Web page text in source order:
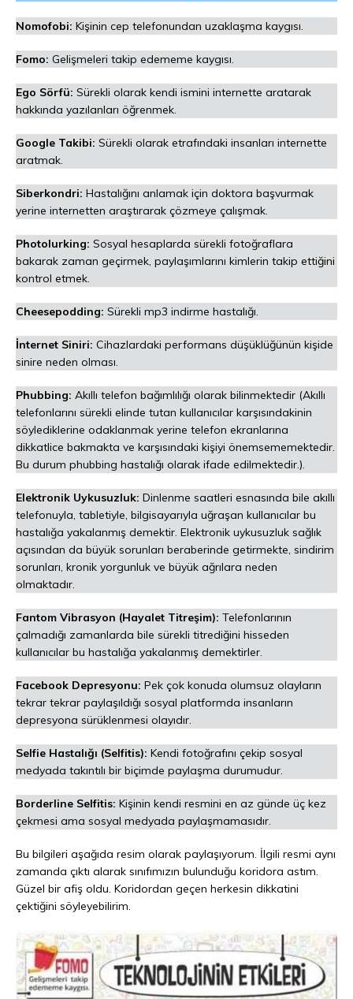
Nomofobi: Kişinin cep telefonundan uzaklaşma kaygısı.
Fomo: Gelişmeleri takip edememe kaygısı.
Ego Sörfü: Sürekli olarak kendi ismini internette aratarak
hakkında yazılanları öğrenmek.
Google Takibi: Sürekli olarak etrafındaki insanları internette
aratmak.
Siberkondri: Hastalığını anlamak için doktora başvurmak
yerine internetten araştırarak çözmeye çalışmak.
Photolurking: Sosyal hesaplarda sürekli fotoğraflara
bakarak zaman geçirmek, paylaşımlarını kimlerin takip ettiğini
kontrol etmek.
Cheesepodding: Sürekli mp3 indirme hastalığı.
İnternet Siniri: Cihazlardaki performans düşüklüğünün kişide
sinire neden olması.
Phubbing: Akıllı telefon bağımlılığı olarak bilinmektedir (Akıllı
telefonlarını sürekli elinde tutan kullanıcılar karşısındakinin
söylediklerine odaklanmak yerine telefon ekranlarına
dikkatlice bakmakta ve karşısındaki kişiyi önemsememektedir.
Bu durum phubbing hastalığı olarak ifade edilmektedir.).
Elektronik Uykusuzluk: Dinlenme saatleri esnasında bile akıllı
telefonuyla, tabletiyle, bilgisayarıyla uğraşan kullanıcılar bu
hastalığa yakalanmış demektir. Elektronik uykusuzluk sağlık
açısından da büyük sorunları beraberinde getirmekte, sindirim
sorunları, kronik yorgunluk ve büyük ağrılara neden
olmaktadır.
Fantom Vibrasyon (Hayalet Titreşim): Telefonlarının
çalmadığı zamanlarda bile sürekli titrediğini hisseden
kullanıcılar bu hastalığa yakalanmış demektirler.
Facebook Depresyonu: Pek çok konuda olumsuz olayların
tekrar tekrar paylaşıldığı sosyal platformda insanların
depresyona sürüklenmesi olayıdır.
Selfie Hastalığı (Selfitis): Kendi fotoğrafını çekip sosyal
medyada takıntılı bir biçimde paylaşma durumudur.
Borderline Selfitis: Kişinin kendi resmini en az günde üç kez
çekmesi ama sosyal medyada paylaşmamasıdır.
Bu bilgileri aşağıda resim olarak paylaşıyorum. İlgili resmi aynı
zamanda çıktı alarak sınıfımızın bulunduğu koridora astım.
Güzel bir afiş oldu. Koridordan geçen herkesin dikkatini
çektiğini söyleyebilirim.